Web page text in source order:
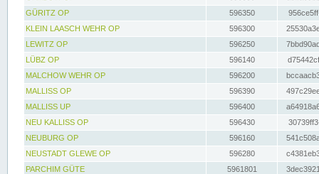
GÜRITZ OP
596350
KLEIN LAASCH WEHR OP
596300
LEWITZ OP
596250
LÜBZ OP
596140
MALCHOW WEHR OP
596200
MALLISS OP
596390
MALLISS UP
596400
NEU KALLISS OP
596430
NEUBURG OP
596160
NEUSTADT GLEWE OP
596280
PARCHIM GÜTE
5961801